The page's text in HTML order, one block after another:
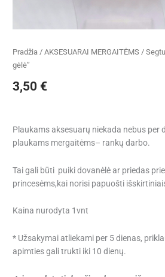
Pradžia /AKSESUARAI MERGAITĖMS /
gėlė”
3,50 €
Plaukams aksesuarų niekada nebus per
plaukams mergaitėms– rankų darbo.
Tai gali būti puiki dovanėlė ar priedas
princesėms,kai norisi papuošti
Kaina nurodyta 1vnt
* Užsakymai atliekami per 5 dienas,
apimties gali trukti iki 10 dienų.